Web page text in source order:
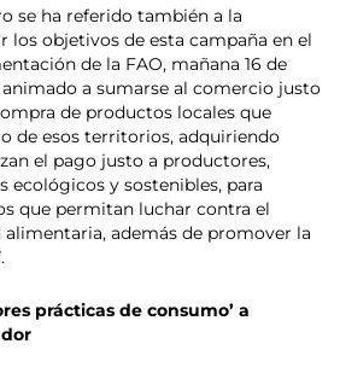
se ha referido también a la
los objetivos de esta campaña en el
de la FAO, mañana 16 de
a sumarse al comercio justo
de productos locales que
de esos territorios, adquiriendo
el pago justo a productores,
ecológicos y sostenibles, para
que permitan luchar contra el
además de promover la
prácticas de consumo’ a